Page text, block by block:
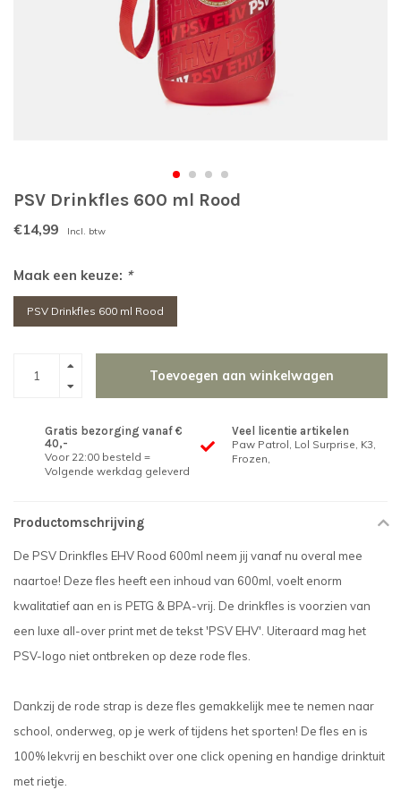
PSV Drinkfles 600 ml Rood
€14,99 Incl. btw
Maak een keuze: *
PSV Drinkfles 600 ml Rood
Toevoegen aan winkelwagen
Gratis bezorging vanaf €
40,-
Voor 22:00 besteld =
Volgende werkdag geleverd
Veel licentie artikelen
Paw Patrol, Lol Surprise, K3,
Frozen,
Productomschrijving
De PSV Drinkfles EHV Rood 600ml neem jij vanaf nu overal mee
naartoe! Deze fles heeft een inhoud van 600ml, voelt enorm
kwalitatief aan en is PETG & BPA-vrij. De drinkfles is voorzien van
een luxe all-over print met de tekst 'PSV EHV'. Uiteraard mag het
PSV-logo niet ontbreken op deze rode fles.
Dankzij de rode strap is deze fles gemakkelijk mee te nemen naar
school, onderweg, op je werk of tijdens het sporten! De fles en is
100% lekvrij en beschikt over one click opening en handige drinktuit
met rietje.